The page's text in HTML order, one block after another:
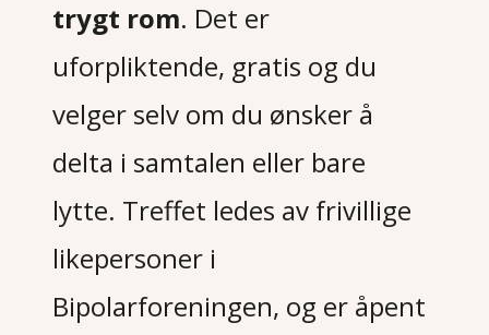
trygt rom. Det er
uforpliktende, gratis og du
velger selv om du ønsker å
delta i samtalen eller bare
lytte. Treffet ledes av frivillige
likepersoner i
Bipolarforeningen, og er åpent